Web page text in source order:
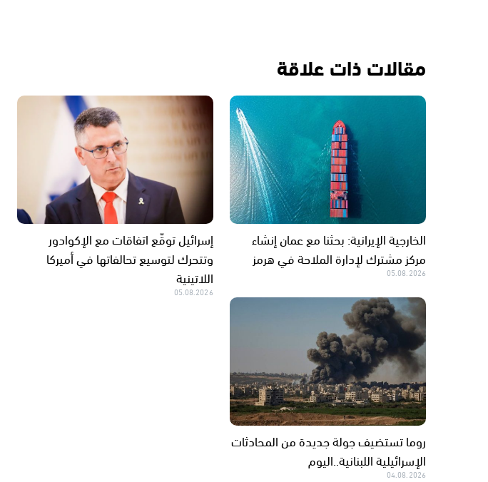
مقالات ذات علاقة
الخارجية الإيرانية: بحثنا مع عمان إنشاء
مركز مشترك لإدارة الملاحة في هرمز
05.08.2026
إسرائيل توقّع اتفاقات مع الإكوادور
وتتحرك لتوسيع تحالفاتها في أميركا
اللاتينية
05.08.2026
روما تستضيف جولة جديدة من المحادثات
الإسرائيلية اللبنانية..اليوم
04.08.2026